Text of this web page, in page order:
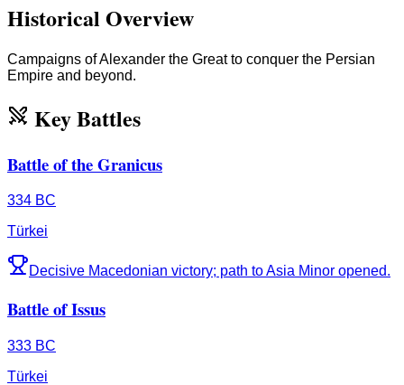
Historical Overview
Campaigns of Alexander the Great to conquer the Persian
Empire and beyond.
Key Battles
Battle of the Granicus
334 BC
Türkei
Decisive Macedonian victory; path to Asia Minor opened.
Battle of Issus
333 BC
Türkei